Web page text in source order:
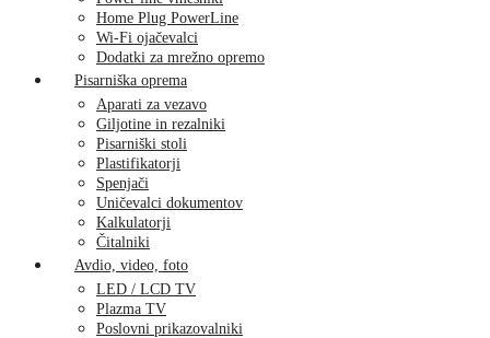
Home Plug PowerLine
Wi-Fi ojačevalci
Dodatki za mrežno opremo
Pisarniška oprema
Aparati za vezavo
Giljotine in rezalniki
Pisarniški stoli
Plastifikatorji
Spenjači
Uničevalci dokumentov
Kalkulatorji
Čitalniki
Avdio, video, foto
LED / LCD TV
Plazma TV
Poslovni prikazovalniki